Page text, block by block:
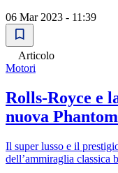
06 Mar 2023 - 11:39
Articolo
Motori
Rolls-Royce e
nuova
Il super lusso e il
dellʼammiraglia classica